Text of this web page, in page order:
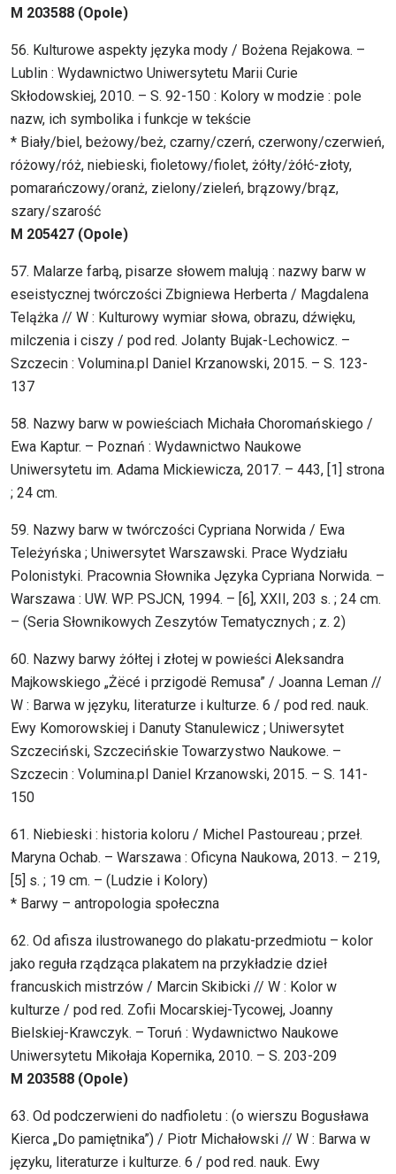
M 203588 (Opole)
56. Kulturowe aspekty języka mody / Bożena Rejakowa. –
Lublin : Wydawnictwo Uniwersytetu Marii Curie
Skłodowskiej, 2010. – S. 92-150 : Kolory w modzie : pole
nazw, ich symbolika i funkcje w tekście
* Biały/biel, beżowy/beż, czarny/czerń, czerwony/czerwień,
różowy/róż, niebieski, fioletowy/fiolet, żółty/żółć-złoty,
pomarańczowy/oranż, zielony/zieleń, brązowy/brąz,
szary/szarość
M 205427 (Opole)
57. Malarze farbą, pisarze słowem malują : nazwy barw w
eseistycznej twórczości Zbigniewa Herberta / Magdalena
Telążka // W : Kulturowy wymiar słowa, obrazu, dźwięku,
milczenia i ciszy / pod red. Jolanty Bujak-Lechowicz. –
Szczecin : Volumina.pl Daniel Krzanowski, 2015. – S. 123-
137
58. Nazwy barw w powieściach Michała Choromańskiego /
Ewa Kaptur. – Poznań : Wydawnictwo Naukowe
Uniwersytetu im. Adama Mickiewicza, 2017. – 443, [1] strona
; 24 cm.
59. Nazwy barw w twórczości Cypriana Norwida / Ewa
Teleżyńska ; Uniwersytet Warszawski. Prace Wydziału
Polonistyki. Pracownia Słownika Języka Cypriana Norwida. –
Warszawa : UW. WP. PSJCN, 1994. – [6], XXII, 203 s. ; 24 cm.
– (Seria Słownikowych Zeszytów Tematycznych ; z. 2)
60. Nazwy barwy żółtej i złotej w powieści Aleksandra
Majkowskiego „Żëcé i przigodë Remusa” / Joanna Leman //
W : Barwa w języku, literaturze i kulturze. 6 / pod red. nauk.
Ewy Komorowskiej i Danuty Stanulewicz ; Uniwersytet
Szczeciński, Szczecińskie Towarzystwo Naukowe. –
Szczecin : Volumina.pl Daniel Krzanowski, 2015. – S. 141-
150
61. Niebieski : historia koloru / Michel Pastoureau ; przeł.
Maryna Ochab. – Warszawa : Oficyna Naukowa, 2013. – 219,
[5] s. ; 19 cm. – (Ludzie i Kolory)
* Barwy – antropologia społeczna
62. Od afisza ilustrowanego do plakatu-przedmiotu – kolor
jako reguła rządząca plakatem na przykładzie dzieł
francuskich mistrzów / Marcin Skibicki // W : Kolor w
kulturze / pod red. Zofii Mocarskiej-Tycowej, Joanny
Bielskiej-Krawczyk. – Toruń : Wydawnictwo Naukowe
Uniwersytetu Mikołaja Kopernika, 2010. – S. 203-209
M 203588 (Opole)
63. Od podczerwieni do nadfioletu : (o wierszu Bogusława
Kierca „Do pamiętnika”) / Piotr Michałowski // W : Barwa w
języku, literaturze i kulturze. 6 / pod red. nauk. Ewy